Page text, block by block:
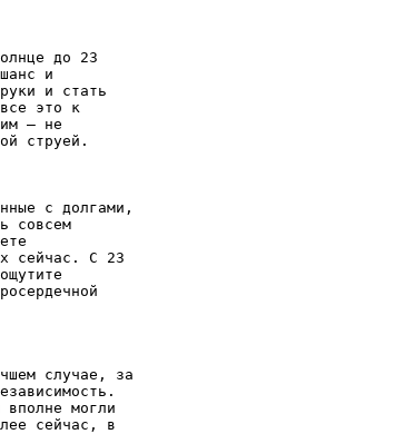
до 23
и
и стать
это к
— не
струей.
с долгами,
совсем
сейчас. С 23
случае, за
могли
сейчас, в